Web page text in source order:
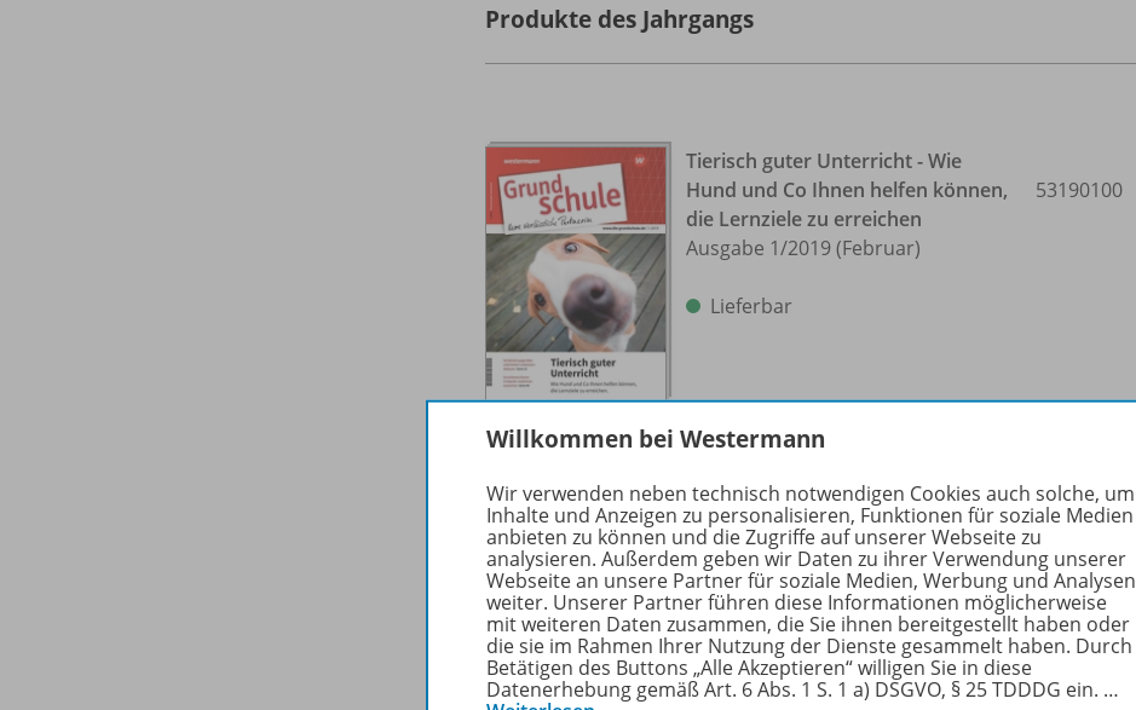
Produkte des Jahrgangs
Tierisch guter Unterricht - Wie
Hund und Co Ihnen helfen können,
die Lernziele zu erreichen
Ausgabe 1/2019 (Februar)
Lieferbar
53190100
Inklusion kann gelingen -
Anregungen, wie Sie den Unterricht
so gestalten, dass alle Kinder
profitieren
Ausgabe 2/2019 (März)
Lieferbar
53190200
Willkommen bei Westermann
Wir verwenden neben technisch notwendigen Cookies auch solche, um
Inhalte und Anzeigen zu personalisieren, Funktionen für soziale Medien
anbieten zu können und die Zugriffe auf unserer Webseite zu
analysieren. Außerdem geben wir Daten zu ihrer Verwendung unserer
Webseite an unsere Partner für soziale Medien, Werbung und Analysen
weiter. Unserer Partner führen diese Informationen möglicherweise
mit weiteren Daten zusammen, die Sie ihnen bereitgestellt haben oder
die sie im Rahmen Ihrer Nutzung der Dienste gesammelt haben. Durch
Betätigen des Buttons „Alle Akzeptieren“ willigen Sie in diese
Datenerhebung gemäß Art. 6 Abs. 1 S. 1 a) DSGVO, § 25 TDDDG ein. …